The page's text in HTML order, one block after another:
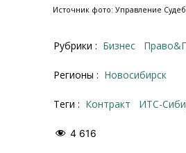
Источник фото: Управление
Рубрики : Бизнес
Регионы : Новосибирск
Теги : контракт ИТС-
4 616